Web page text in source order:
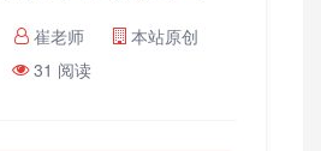
崔老师
本站原创
31 阅读